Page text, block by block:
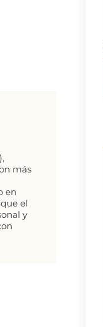
más
en
el
y